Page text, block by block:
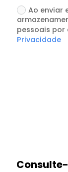
Ao enviar
pessoais por
Privacidade